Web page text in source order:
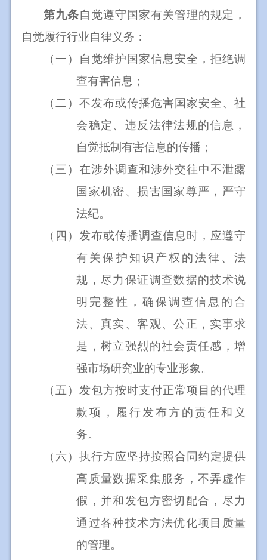
第九条自觉遵守国家有关管理的规定，
自觉履行行业自律义务：
（一） 自觉维护国家信息安全，拒绝调
查有害信息；
（二）不发布或传播危害国家安全、社
会稳定、违反法律法规的信息，
自觉抵制有害信息的传播；
（三）在涉外调查和涉外交往中不泄露
国家机密、损害国家尊严，严守
法纪。
（四） 发布或传播调查信息时，应遵守
有关保护知识产权的法律、法
规，尽力保证调查数据的技术说
明完整性，确保调查信息的合
法、真实、客观、公正，实事求
是，树立强烈的社会责任感，增
强市场研究业的专业形象。
（五） 发包方按时支付正常项目的代理
款项，履行发布方的责任和义
务。
（六）执行方应坚持按照合同约定提供
高质量数据采集服务，不弄虚作
假，并和发包方密切配合，尽力
通过各种技术方法优化项目质量
的管理。